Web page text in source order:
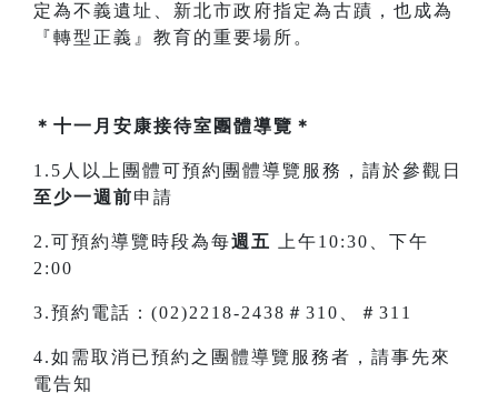
定為不義遺址、新北市政府指定為古蹟，也成為
『轉型正義』教育的重要場所。
＊十一月安康接待室團體導覽＊
1.5人以上團體可預約團體導覽服務，請於參觀日
至少一週前申請
2.可預約導覽時段為每週五
上午10:30、下午
2:00
3.預約電話：(02)2218-2438＃310、＃311
4.如需取消已預約之團體導覽服務者，請事先來
電告知